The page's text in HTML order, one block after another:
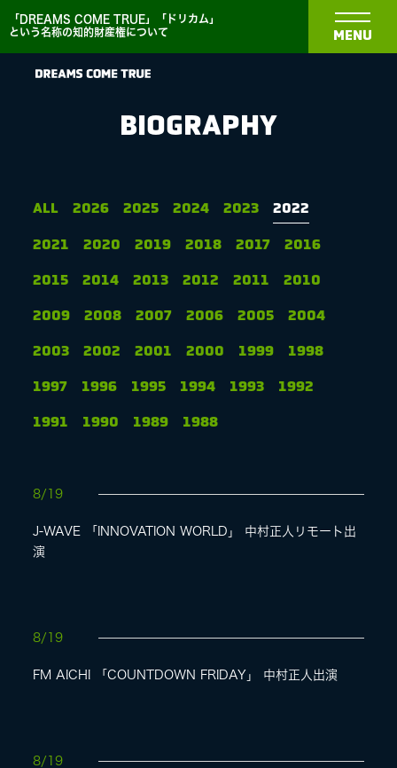
「DREAMS COME TRUE」「ドリカム」
という名称の知的財産権について
MENU
BIOGRAPHY
DISCOGRAPHY
MEDIA
BIOGRAPHY
ALL 2026 2025 2024 2023 2022
2021 2020 2019 2018 2017 2016
2015 2014 2013 2012 2011 2010
2009 2008 2007 2006 2005 2004
2003 2002 2001 2000 1999 1998
1997 1996 1995 1994 1993 1992
1991 1990 1989 1988
8/19
J-WAVE 「INNOVATION WORLD」 中村正人リモート出
演
8/19
FM AICHI 「COUNTDOWN FRIDAY」 中村正人出演
8/19